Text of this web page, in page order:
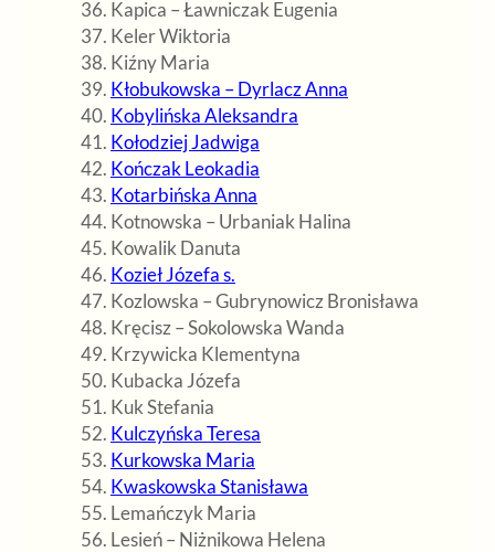
Kapica – Ławniczak Eugenia
Keler Wiktoria
Kiźny Maria
Kłobukowska – Dyrlacz Anna
Kobylińska Aleksandra
Kołodziej Jadwiga
Kończak Leokadia
Kotarbińska Anna
Kotnowska – Urbaniak Halina
Kowalik Danuta
Kozieł Józefa s.
Kozlowska – Gubrynowicz Bronisława
Kręcisz – Sokolowska Wanda
Krzywicka Klementyna
Kubacka Józefa
Kuk Stefania
Kulczyńska Teresa
Kurkowska Maria
Kwaskowska Stanisława
Lemańczyk Maria
Lesień – Niżnikowa Helena